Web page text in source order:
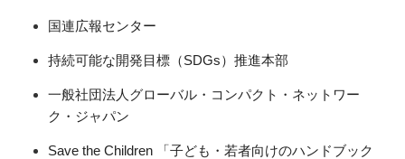
国連広報センター
持続可能な開発目標（SDGs）推進本部
一般社団法人グローバル・コンパクト・ネットワー
ク・ジャパン
Save the Children 「子ども・若者向けのハンドブック